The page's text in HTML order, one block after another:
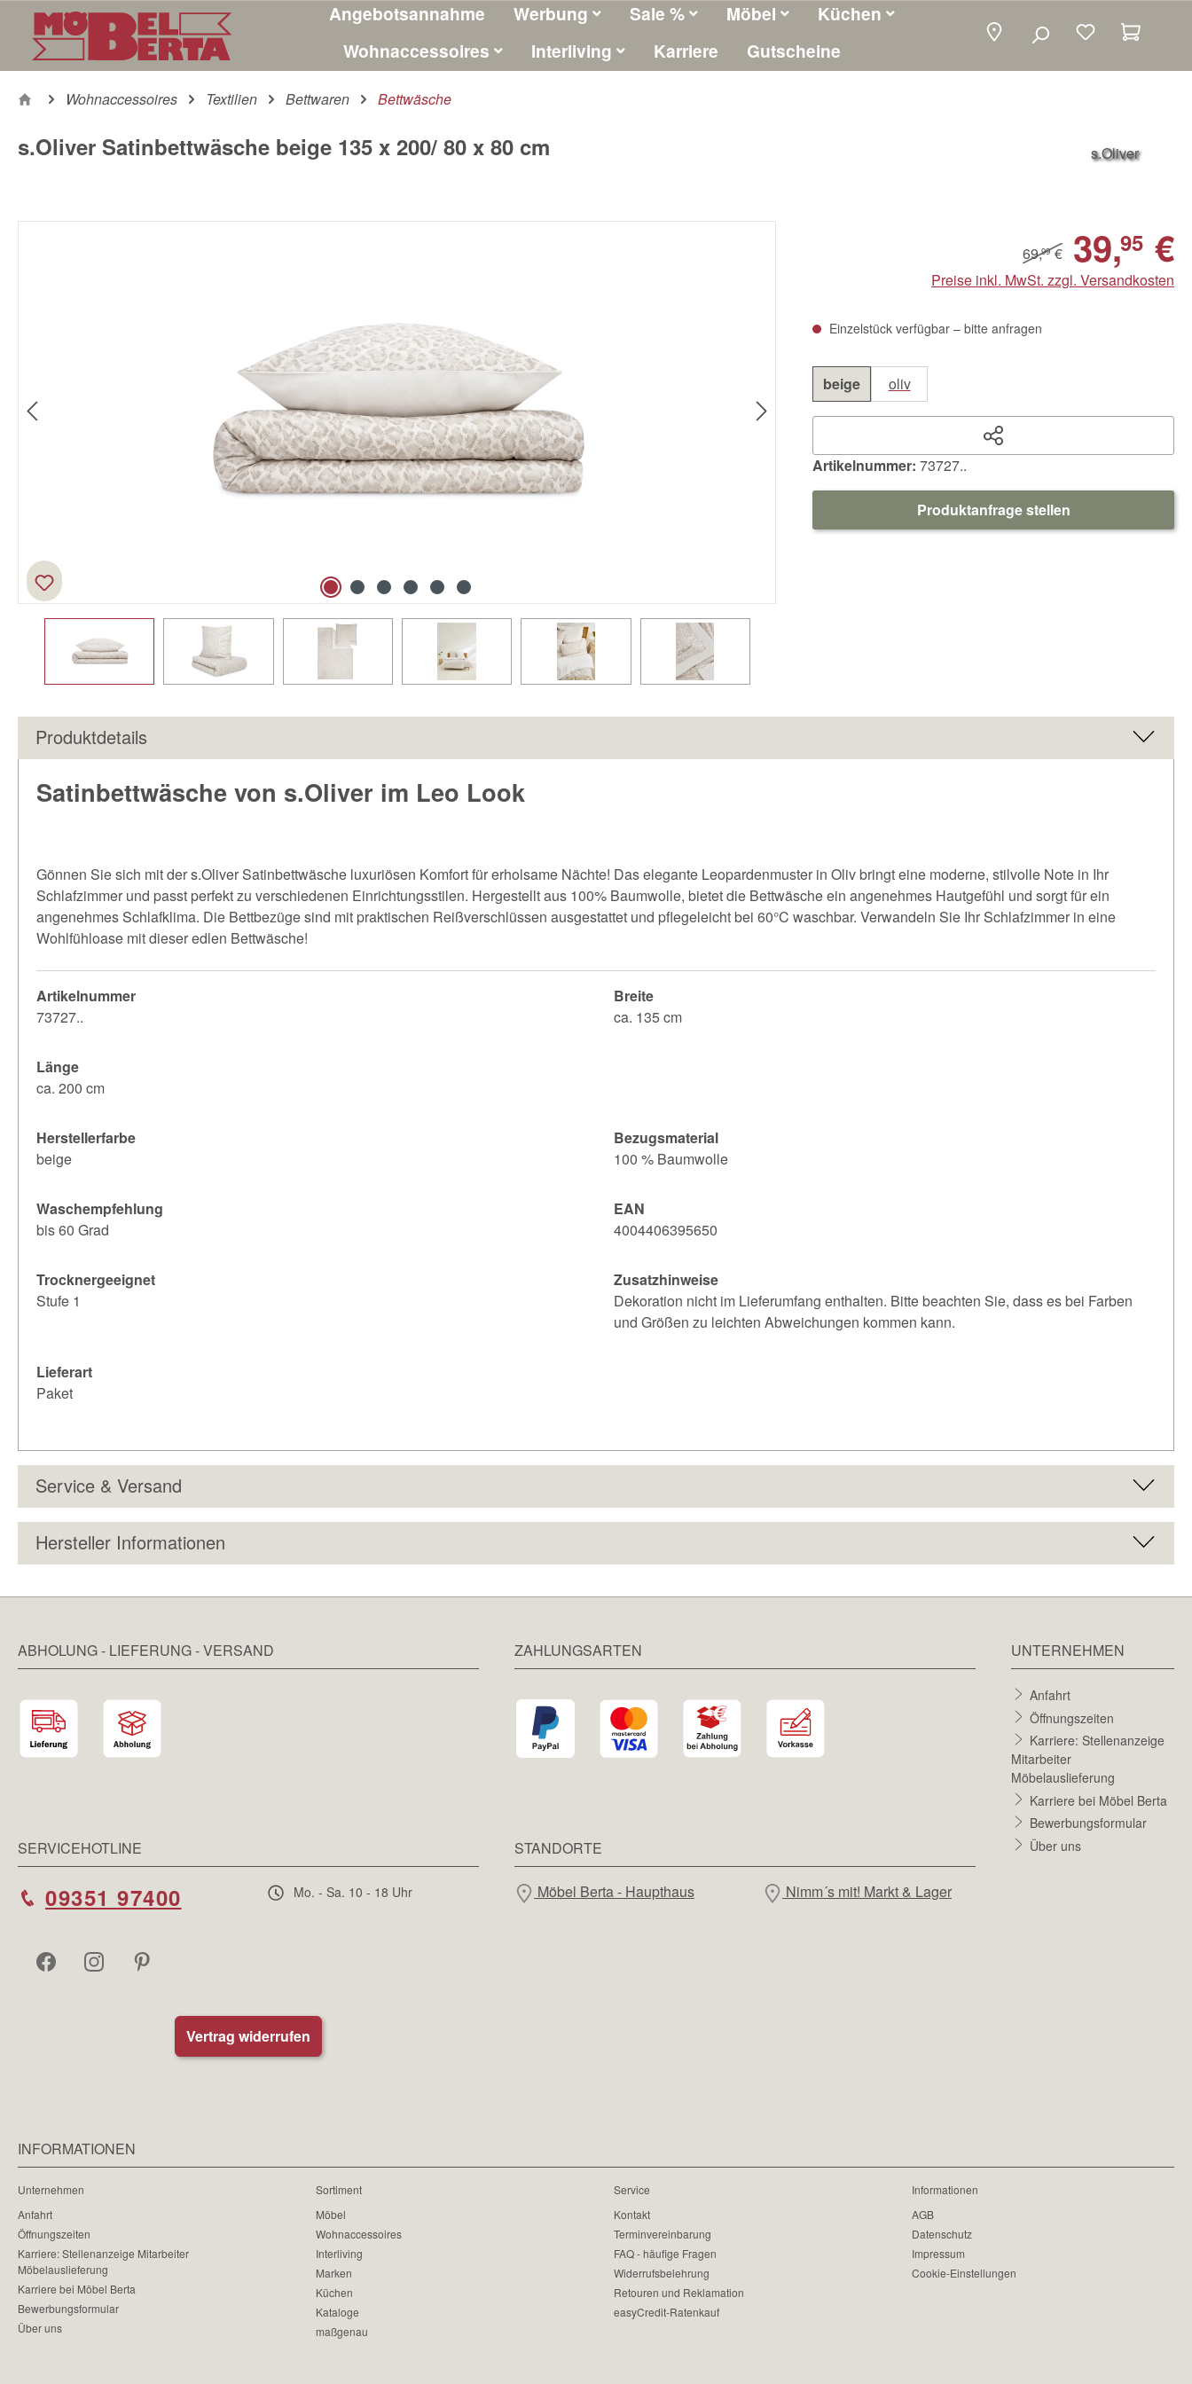
Hauptinhalt springen
Zur Suche springen
Zur Hauptnavigation springen Angebotsannahme Werbung Sale % Möbel
Küchen
Wohnaccessoires
Interliving Karriere Gutscheine
Wohnaccessoires Textilien Bettwaren Bettwäsche
s.Oliver Satinbettwäsche beige 135 x 200/ 80 x 80 cm s.Oliver
69,99€ 39,95 €
Preise inkl. MwSt. zzgl. Versandkosten
Einzelstück verfügbar – bitte anfragen
beige oliv
Artikelnummer: 73727..
Produktanfrage stellen
Produktdetails
Satinbettwäsche von s.Oliver im Leo Look
Gönnen Sie sich mit der s.Oliver Satinbettwäsche luxuriösen Komfort für erholsame Nächte! Das elegante Leopardenmuster in Oliv bringt eine moderne, stilvolle Note in Ihr
Schlafzimmer und passt perfekt zu verschiedenen Einrichtungsstilen. Hergestellt aus 100% Baumwolle, bietet die Bettwäsche ein angenehmes Hautgefühl und sorgt für ein
angenehmes Schlafklima. Die Bettbezüge sind mit praktischen Reißverschlüssen ausgestattet und pflegeleicht bei 60°C waschbar. Verwandeln Sie Ihr Schlafzimmer in eine
Wohlfühloase mit dieser edlen Bettwäsche!
Artikelnummer
73727..
Breite
ca. 135 cm
Länge
ca. 200 cm
Herstellerfarbe
beige
Bezugsmaterial
100 % Baumwolle
Waschempfehlung
bis 60 Grad
EAN
4004406395650
Trocknergeeignet
Stufe 1
Zusatzhinweise
Dekoration nicht im Lieferumfang enthalten. Bitte beachten Sie, dass es bei Farben
und Größen zu leichten Abweichungen kommen kann.
Lieferart
Paket
Service & Versand
Hersteller Informationen
ABHOLUNG - LIEFERUNG - VERSAND ZAHLUNGSARTEN
SERVICEHOTLINE
09351 97400 Mo. - Sa. 10 - 18 Uhr
Vertrag widerrufen
STANDORTE
Möbel Berta - Haupthaus Nimm´s mit! Markt & Lager
UNTERNEHMEN
Anfahrt
Öffnungszeiten
Karriere: Stellenanzeige
Mitarbeiter
Möbelauslieferung
Karriere bei Möbel Berta
Bewerbungsformular
Über uns
INFORMATIONEN
Unternehmen
Anfahrt
Öffnungszeiten
Karriere: Stellenanzeige Mitarbeiter
Möbelauslieferung
Karriere bei Möbel Berta
Bewerbungsformular
Über uns
Sortiment
Möbel
Wohnaccessoires
Interliving
Marken
Küchen
Kataloge
maßgenau
Service
Kontakt
Terminvereinbarung
FAQ - häufige Fragen
Widerrufsbelehrung
Retouren und Reklamation
easyCredit-Ratenkauf
Informationen
AGB
Datenschutz
Impressum
Cookie-Einstellungen